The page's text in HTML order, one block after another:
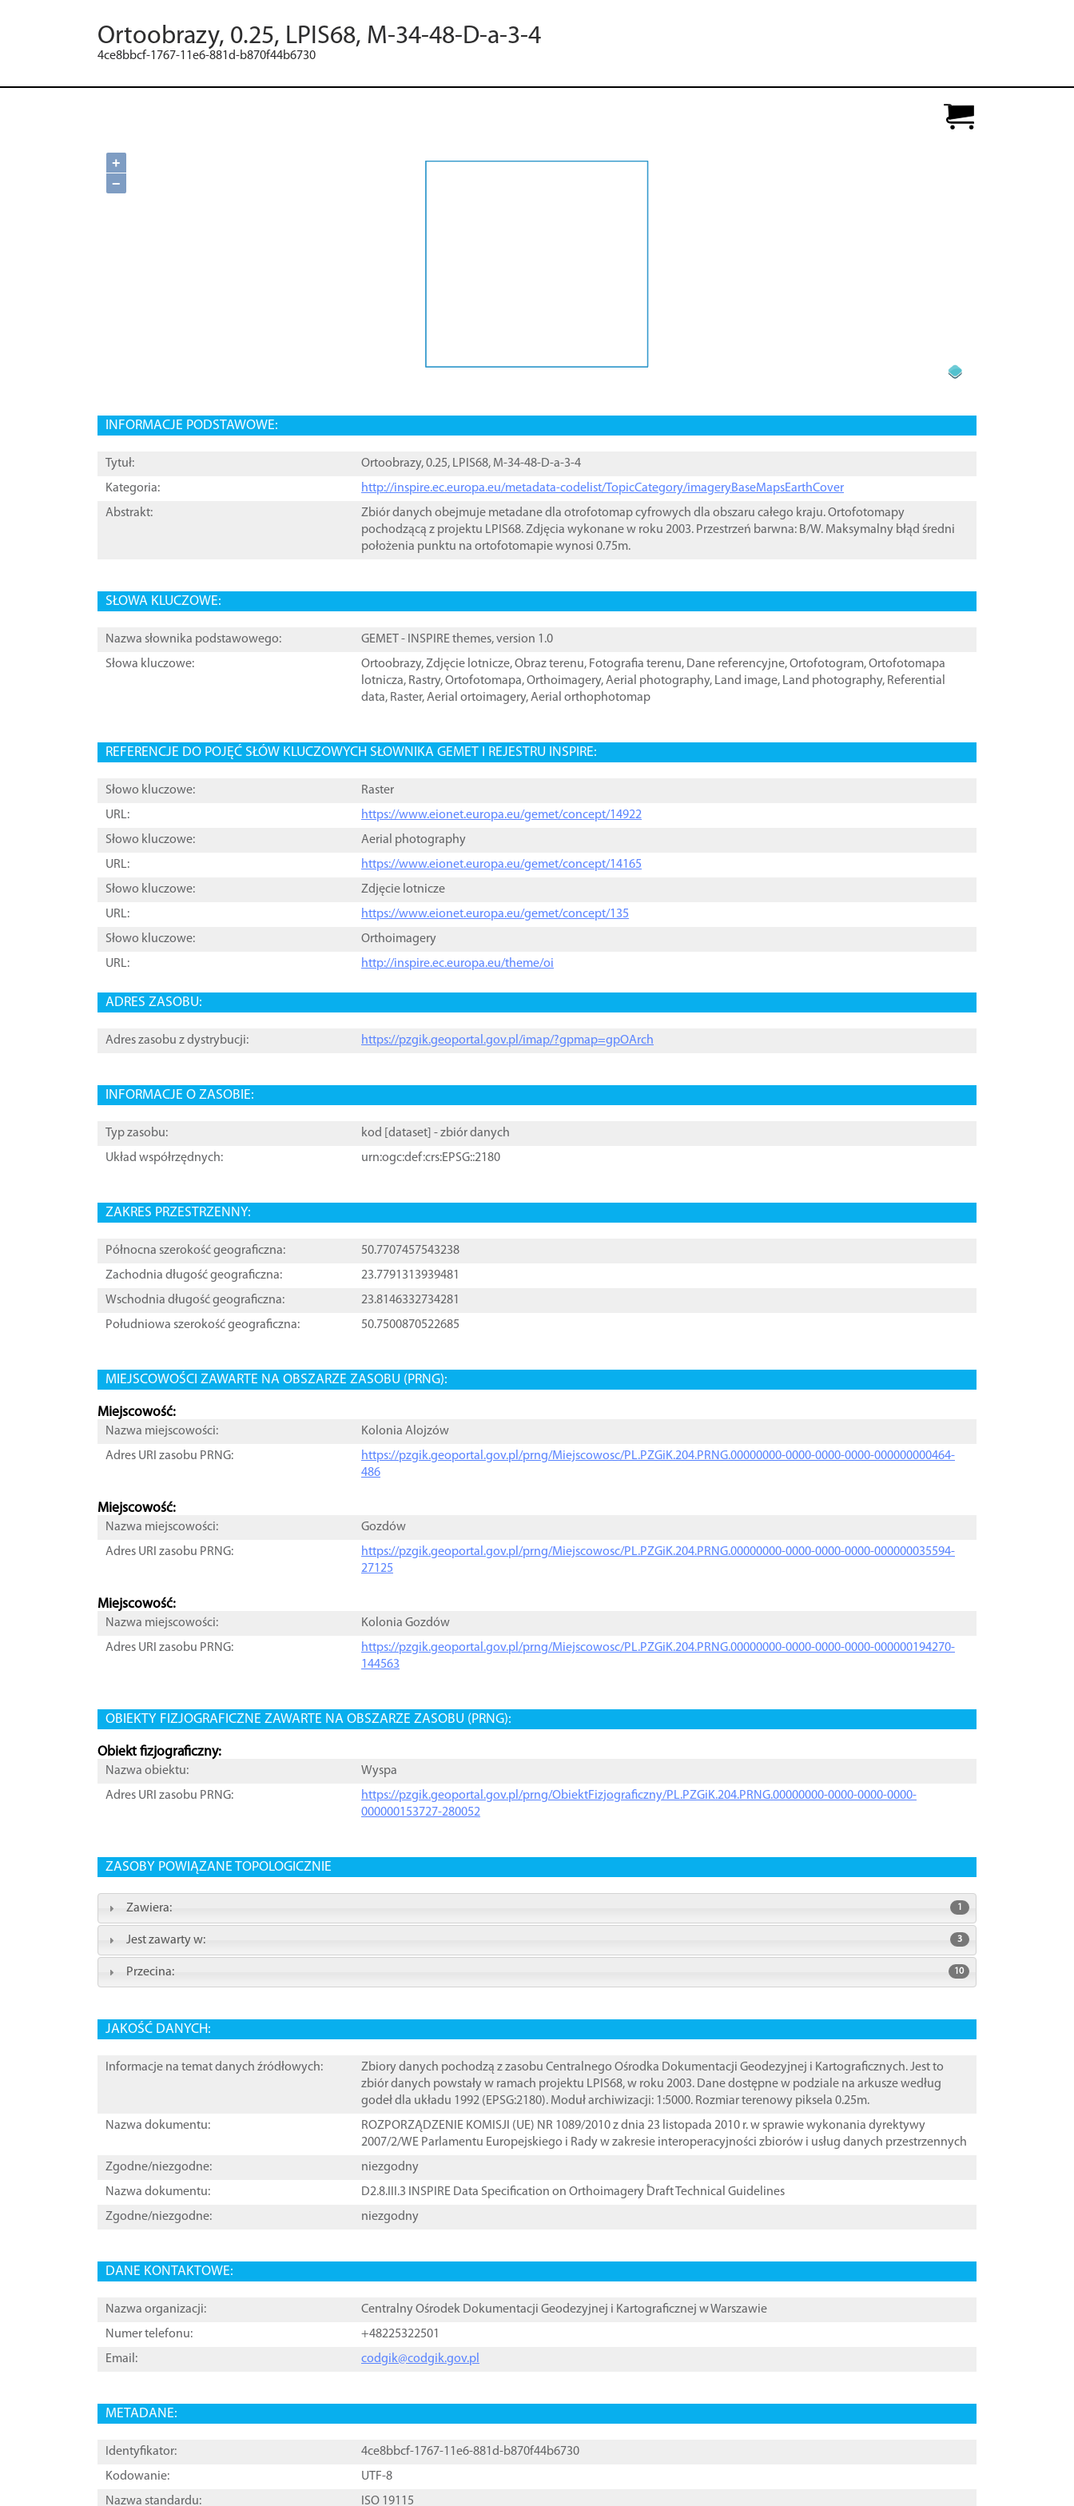
Ortoobrazy, 0.25, LPIS68, M-34-48-D-a-3-4
4ce8bbcf-1767-11e6-881d-b870f44b6730
+
−
INFORMACJE PODSTAWOWE:
Tytuł:
Ortoobrazy, 0.25, LPIS68, M-34-48-D-a-3-4
Kategoria:
http://inspire.ec.europa.eu/metadata-codelist/TopicCategory/imageryBaseMapsEarthCover
Abstrakt:
Zbiór danych obejmuje metadane dla otrofotomap cyfrowych dla obszaru całego kraju. Ortofotomapy
pochodzącą z projektu LPIS68. Zdjęcia wykonane w roku 2003. Przestrzeń barwna: B/W. Maksymalny błąd średni
położenia punktu na ortofotomapie wynosi 0.75m.
SŁOWA KLUCZOWE:
Nazwa słownika podstawowego:
GEMET - INSPIRE themes, version 1.0
Słowa kluczowe:
Ortoobrazy,Zdjęcie lotnicze,Obraz terenu, Fotografia terenu, Dane referencyjne,Ortofotogram,Ortofotomapa
lotnicza, Rastry,Ortofotomapa,Orthoimagery,Aerial photography, Land image, Land photography, Referential
data, Raster,Aerial ortoimagery,Aerial orthophotomap
REFERENCJE DO POJĘĆ SŁÓW KLUCZOWYCH SŁOWNIKA GEMET I REJESTRU INSPIRE:
Słowo kluczowe:
Raster
URL:
https://www.eionet.europa.eu/gemet/concept/14922
Słowo kluczowe:
Aerial photography
URL:
https://www.eionet.europa.eu/gemet/concept/14165
Słowo kluczowe:
Zdjęcie lotnicze
URL:
https://www.eionet.europa.eu/gemet/concept/135
Słowo kluczowe:
Orthoimagery
URL:
http://inspire.ec.europa.eu/theme/oi
ADRES ZASOBU:
Adres zasobu z dystrybucji: https://pzgik.geoportal.gov.pl/imap/?gpmap=gpOArch
INFORMACJE O ZASOBIE:
Typ zasobu: kod [ dataset ] - zbiór danych
Układ współrzędnych:
urn:ogc:def:crs:EPSG::2180
ZAKRES PRZESTRZENNY:
Północna szerokość geograficzna:
50.7707457543238
Zachodnia długość geograficzna:
23.7791313939481
Wschodnia długość geograficzna:
23.8146332734281
Południowa szerokość geograficzna:
50.7500870522685
MIEJSCOWOŚCI ZAWARTE NA OBSZARZE ZASOBU (PRNG):
Miejscowość:
Nazwa miejscowości:
Kolonia Alojzów
Adres URI zasobu PRNG:
https://pzgik.geoportal.gov.pl/prng/Miejscowosc/PL.PZGiK.204.PRNG.00000000-0000-0000-0000-000000000464-
486
Miejscowość:
Nazwa miejscowości:
Gozdów
Adres URI zasobu PRNG:
https://pzgik.geoportal.gov.pl/prng/Miejscowosc/PL.PZGiK.204.PRNG.00000000-0000-0000-0000-000000035594-
27125
Miejscowość:
Nazwa miejscowości:
Kolonia Gozdów
Adres URI zasobu PRNG:
https://pzgik.geoportal.gov.pl/prng/Miejscowosc/PL.PZGiK.204.PRNG.00000000-0000-0000-0000-000000194270-
144563
OBIEKTY FIZJOGRAFICZNE ZAWARTE NA OBSZARZE ZASOBU (PRNG):
Obiekt fizjograficzny:
Nazwa obiektu:
Wyspa
Adres URI zasobu PRNG:
https://pzgik.geoportal.gov.pl/prng/ObiektFizjograficzny/PL.PZGiK.204.PRNG.00000000-0000-0000-0000-
000000153727-280052
ZASOBY POWIĄZANE TOPOLOGICZNIE
Zawiera: 1
Jest zawarty w: 3
Przecina: 10
JAKOŚĆ DANYCH:
Informacje na temat danych źródłowych:
Zbiory danych pochodzą z zasobu Centralnego Ośrodka Dokumentacji Geodezyjnej i Kartograficznych. Jest to
zbiór danych powstały w ramach projektu LPIS68, w roku 2003. Dane dostępne w podziale na arkusze według
godeł dla układu 1992 (EPSG:2180). Moduł archiwizacji: 1:5000. Rozmiar terenowy piksela 0.25m.
Nazwa dokumentu:
ROZPORZĄDZENIE KOMISJI (UE) NR 1089/2010 z dnia 23 listopada 2010 r. w sprawie wykonania dyrektywy
2007/2/WE Parlamentu Europejskiego i Rady w zakresie interoperacyjności zbiorów i usług danych przestrzennych
Zgodne/niezgodne:
niezgodny
Nazwa dokumentu:
D2.8.III.3 INSPIRE Data Specification on Orthoimagery ֠Draft Technical Guidelines
Zgodne/niezgodne:
niezgodny
DANE KONTAKTOWE:
Nazwa organizacji:
Centralny Ośrodek Dokumentacji Geodezyjnej i Kartograficznej w Warszawie
Numer telefonu:
+48225322501
Email:
codgik@codgik.gov.pl
METADANE:
Identyfikator:
4ce8bbcf-1767-11e6-881d-b870f44b6730
Kodowanie:
UTF-8
Nazwa standardu:
ISO 19115